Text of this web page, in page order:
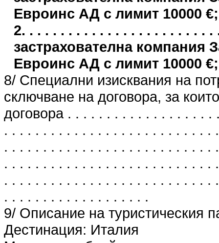
Евроинс АД с лимит 10000 €;
2. . . . . . . . . . . . . . . . . . . . . . . .
застрахователна компания
Евроинс АД с лимит 10000 €;
8/ Специални изисквания на
сключване на договора, за
договора . . . . . . . . . . . . . . . . . .
. . . . . . . . . . . . . . . . . . . . . . . . . .
. . . . . . . . . . . . . . . . . . . . . . . . . .
. . . . . . . . . . . . . . . . . . . . . . . . . .
. . . . . . . . . . . . . . . . . . . . . . . . . .
. . . . . . . . . . . . . . . . . . .
9/ Описание на туристическия
Дестинация: Италия